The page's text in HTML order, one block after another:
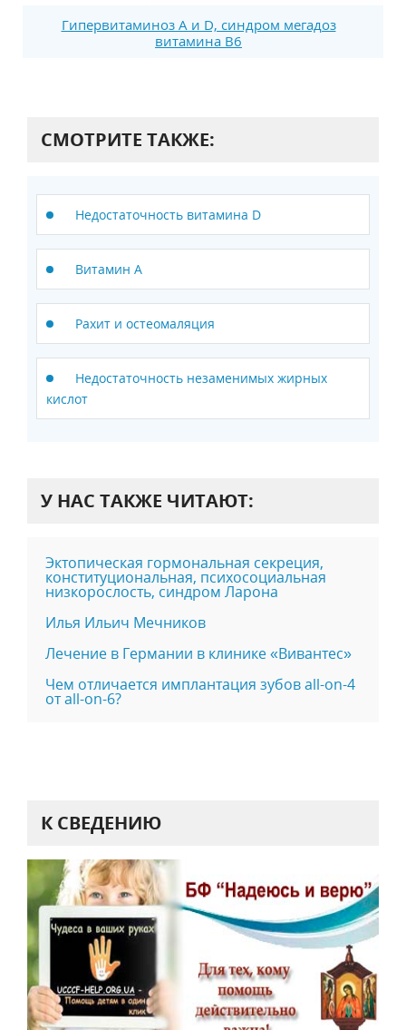
Гипервитаминоз А и D, синдром мегадоз
витамина В6
СМОТРИТЕ ТАКЖЕ:
Недостаточность витамина D
Витамин А
Рахит и остеомаляция
Недостаточность незаменимых жирных
кислот
У НАС ТАКЖЕ ЧИТАЮТ:
Эктопическая гормональная секреция,
конституциональная, психосоциальная
низкорослость, синдром Ларона
Илья Ильич Мечников
Лечение в Германии в клинике «Вивантес»
Чем отличается имплантация зубов all-on-4
от all-on-6?
К СВЕДЕНИЮ